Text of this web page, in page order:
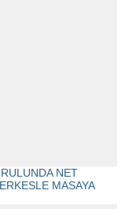
NET
MASAYA